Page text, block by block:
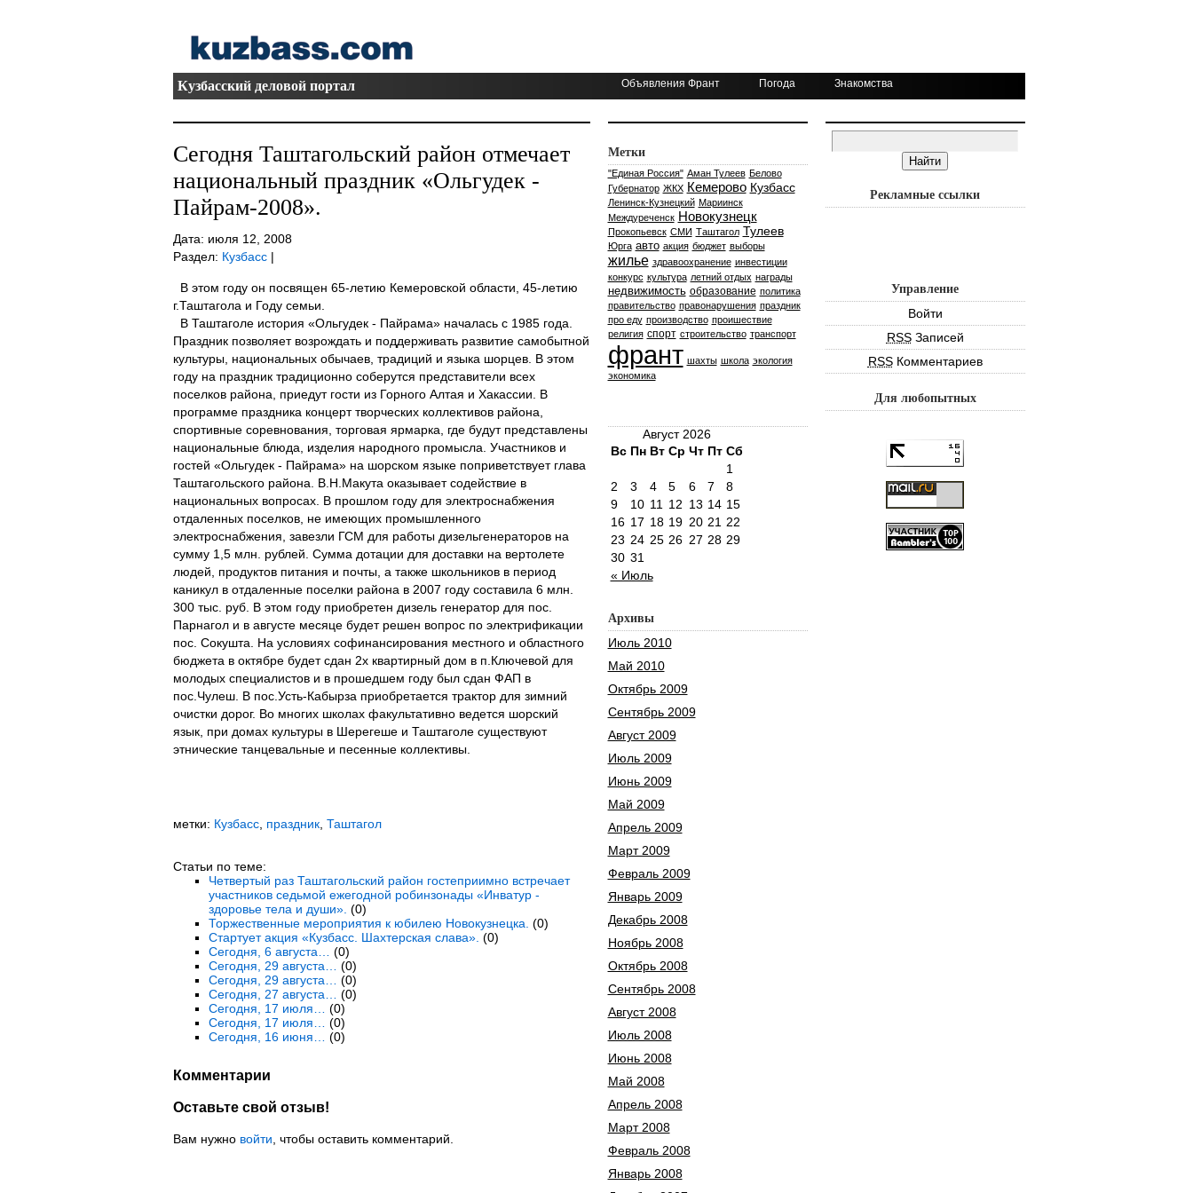
Кузбасский деловой портал Объявления Франт Погода Знакомства
Сегодня Таштагольский район отмечает
национальный праздник «Ольгудек -
Пайрам-2008».
Дата: июля 12, 2008
Раздел: Кузбасс|
В этом году он посвящен 65-летию Кемеровской области, 45-летию
г.Таштагола и Году семьи.
В Таштаголе история «Ольгудек - Пайрама» началась с 1985 года.
Праздник позволяет возрождать и поддерживать развитие самобытной
культуры, национальных обычаев, традиций и языка шорцев. В этом
году на праздник традиционно соберутся представители всех
поселков района, приедут гости из Горного Алтая и Хакассии. В
программе праздника концерт творческих коллективов района,
спортивные соревнования, торговая ярмарка, где будут представлены
национальные блюда, изделия народного промысла. Участников и
гостей «Ольгудек - Пайрама» на шорском языке поприветствует глава
Таштагольского района. В.Н.Макута оказывает содействие в
национальных вопросах. В прошлом году для электроснабжения
отдаленных поселков, не имеющих промышленного
электроснабжения, завезли ГСМ для работы дизельгенераторов на
сумму 1,5 млн. рублей. Сумма дотации для доставки на вертолете
людей, продуктов питания и почты, а также школьников в период
каникул в отдаленные поселки района в 2007 году составила 6 млн.
300 тыс. руб. В этом году приобретен дизель генератор для пос.
Парнагол и в августе месяце будет решен вопрос по электрификации
пос. Сокушта. На условиях софинансирования местного и областного
бюджета в октябре будет сдан 2х квартирный дом в п.Ключевой для
молодых специалистов и в прошедшем году был сдан ФАП в
пос.Чулеш. В пос.Усть-Кабырза приобретается трактор для зимний
очистки дорог. Во многих школах факультативно ведется шорский
язык, при домах культуры в Шерегеше и Таштаголе существуют
этнические танцевальные и песенные коллективы.
метки: Кузбасс, праздник, Таштагол
Статьи по теме:
Четвертый раз Таштагольский район гостеприимно встречает
участников седьмой ежегодной робинзонады «Инватур -
здоровье тела и души». (0)
Торжественные мероприятия к юбилею Новокузнецка. (0)
Стартует акция «Кузбасс. Шахтерская слава». (0)
Сегодня, 6 августа…
(0)
Сегодня, 29 августа…
(0)
Сегодня, 29 августа…
(0)
Сегодня, 27 августа…
(0)
Сегодня, 17 июля…
(0)
Сегодня, 17 июля…
(0)
Сегодня, 16 июня…
(0)
Комментарии
Оставьте свой отзыв!
Вам нужно войти , чтобы оставить комментарий.
Метки
"Единая Россия" Аман Тулеев Белово
Губернатор ЖКХ Кемерово Кузбасс
Ленинск-Кузнецкий Мариинск
Междуреченск Новокузнецк
Прокопьевск СМИ Таштагол Тулеев
Юрга авто акция бюджет выборы
жилье здравоохранение инвестиции
конкурс культура летний отдых награды
недвижимость образование политика
правительство правонарушения праздник
про еду производство проишествие
религия спорт строительство транспорт
франт шахты школа экология
экономика
Август 2026
Вс Пн Вт Ср Чт Пт Сб
« Июль
1
2
3 4 5 6 7
8
9
10 11 12 13 14 15
16 17 18 19 20 21 22
23 24 25 26 27 28 29
30 31
Архивы
Июль 2010
Май 2010
Октябрь 2009
Сентябрь 2009
Август 2009
Июль 2009
Июнь 2009
Май 2009
Апрель 2009
Март 2009
Февраль 2009
Январь 2009
Декабрь 2008
Ноябрь 2008
Октябрь 2008
Сентябрь 2008
Август 2008
Июль 2008
Июнь 2008
Май 2008
Апрель 2008
Март 2008
Февраль 2008
Январь 2008
Рекламные ссылки
Управление
Войти
RSSЗаписей
RSSКомментариев
Для любопытных